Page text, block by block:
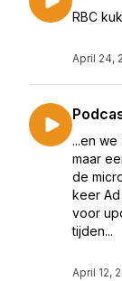
RBC
April 24,
...en
maar
de
keer Ad
voor
tijden...
April 12,